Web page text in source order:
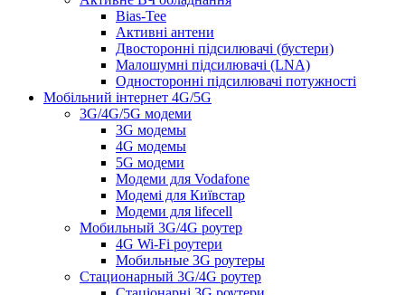
Bias-Tee
Активні антени
Двосторонні підсилювачі (бустери)
Малошумні підсилювачі (LNA)
Односторонні підсилювачі потужності
Мобільний інтернет 4G/5G
3G/4G/5G модеми
3G модемы
4G модемы
5G модеми
Модеми для Vodafone
Модемі для Київстар
Модеми для lifecell
Мобильный 3G/4G роутер
4G Wi-Fi роутери
Мобильные 3G роутеры
Стационарный 3G/4G роутер